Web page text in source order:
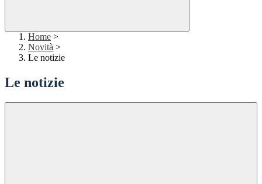
Home >
Novità >
Le notizie
Le notizie